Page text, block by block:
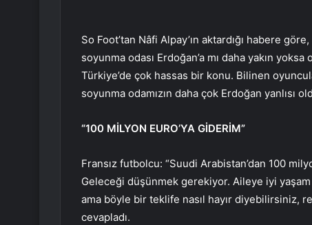
So Foot’tan Nâfi Alpay’ın aktardığı habere
soyunma odası Erdoğan’a mı daha yakın
Türkiye’de çok hassas bir konu. Bilinen
soyunma odamızın daha çok Erdoğan yanlısı
“100 MİLYON EURO’YA GİDERİM”
Fransız futbolcu: “Suudi Arabistan’dan 100
Geleceği düşünmek gerekiyor. Aileye iyi
ama böyle bir teklife nasıl hayır diyebilirsiniz,
cevapladı.